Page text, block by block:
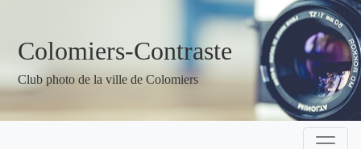
Colomiers-Contraste
Club photo de la ville de Colomiers